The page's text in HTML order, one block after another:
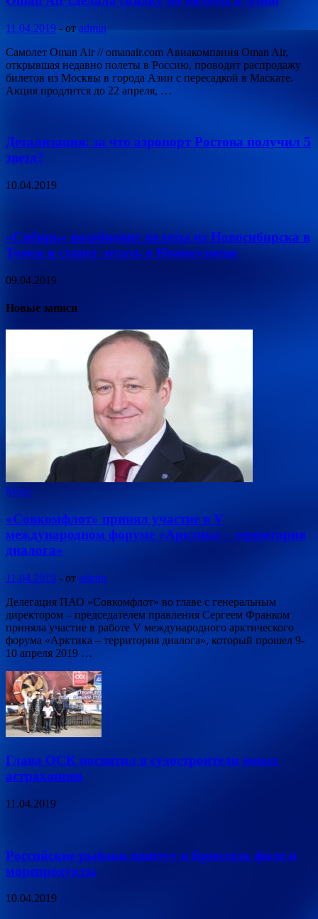
11.04.2019 - от admin
Самолет Oman Air // omanair.com Авиакомпания Oman Air,
открывшая недавно полеты в Россию, проводит распродажу
билетов из Москвы в города Азии с пересадкой в Маскате.
Акция продлится до 22 апреля, …
Детализация: за что аэропорт Ростова получил 5
звезд?
10.04.2019
«Сибирь» возобновит полеты из Новосибирска в
Томск и станет летать в Новокузнецк
09.04.2019
Новые записи
Море
«Совкомфлот» принял участие в V
международном форуме «Арктика – территория
диалога»
11.04.2019 - от admin
Делегация ПАО «Совкомфлот» во главе с генеральным
директором – председателем правления Сергеем Франком
приняла участие в работе V международного арктического
форума «Арктика – территория диалога», который прошел 9-
10 апреля 2019 …
Глава ОСК посвятил в судостроители юных
астраханцев
11.04.2019
Российские рыбаки повезут в Брюссель филе и
морепродукты
10.04.2019